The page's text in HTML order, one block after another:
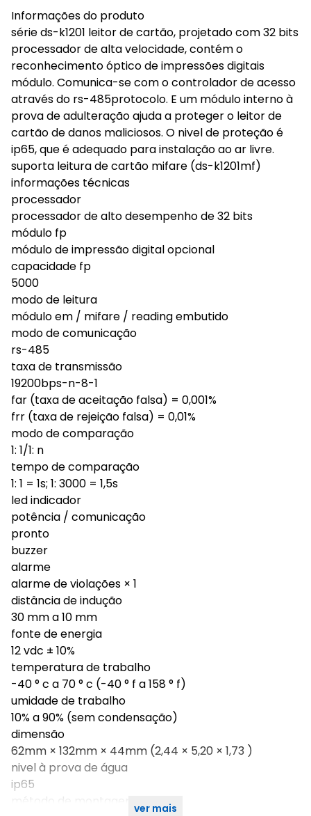
Informações do produto
série ds-k1201 leitor de cartão, projetado com 32 bits
processador de alta velocidade, contém o
reconhecimento óptico de impressões digitais
módulo. Comunica-se com o controlador de acesso
através do rs-485protocolo. E um módulo interno à
prova de adulteração ajuda a proteger o leitor de
cartão de danos maliciosos. O nivel de proteção é
ip65, que é adequado para instalação ao ar livre.
suporta leitura de cartão mifare (ds-k1201mf)
informações técnicas
processador
processador de alto desempenho de 32 bits
módulo fp
módulo de impressão digital opcional
capacidade fp
5000
modo de leitura
módulo em / mifare / reading embutido
modo de comunicação
rs-485
taxa de transmissão
19200bps-n-8-1
far (taxa de aceitação falsa) = 0,001%
frr (taxa de rejeição falsa) = 0,01%
modo de comparação
1: 1/1: n
tempo de comparação
1: 1 = 1s; 1: 3000 = 1,5s
led indicador
potência / comunicação
pronto
buzzer
alarme
alarme de violações × 1
distância de indução
30 mm a 10 mm
fonte de energia
12 vdc ± 10%
temperatura de trabalho
-40 ° c a 70 ° c (-40 ° f a 158 ° f)
umidade de trabalho
10% a 90% (sem condensação)
dimensão
62mm × 132mm × 44mm (2,44 × 5,20 × 1,73 )
nivel à prova de água
ip65
método de montagem ver mais